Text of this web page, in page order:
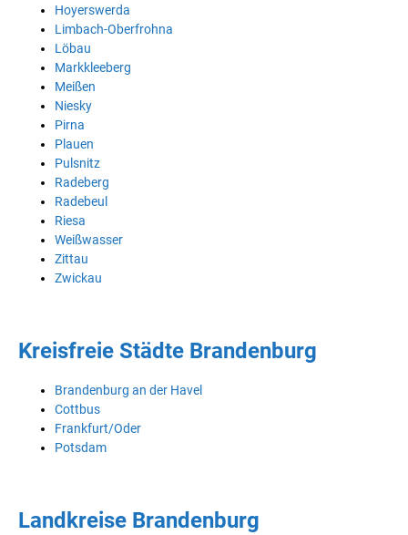
Hoyerswerda
Limbach-Oberfrohna
Löbau
Markkleeberg
Meißen
Niesky
Pirna
Plauen
Pulsnitz
Radeberg
Radebeul
Riesa
Weißwasser
Zittau
Zwickau
Kreisfreie Städte Brandenburg
Brandenburg an der Havel
Cottbus
Frankfurt/Oder
Potsdam
Landkreise Brandenburg